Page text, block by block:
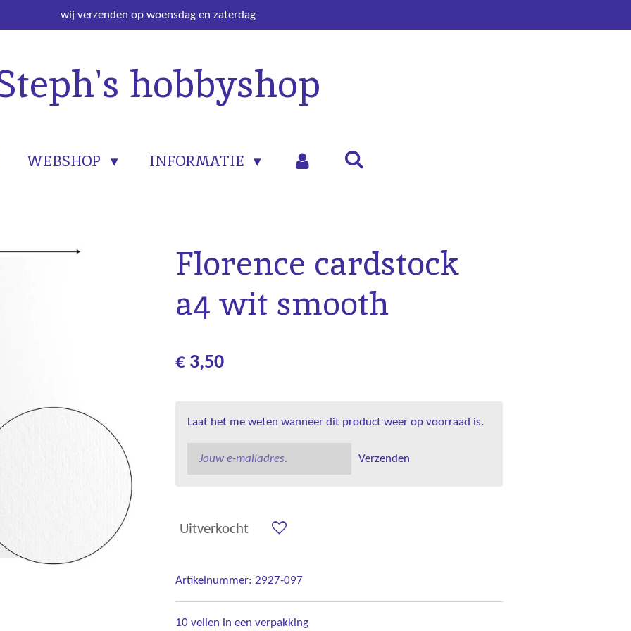
wij verzenden op woensdag en zaterdag
hobbyshop
WEBSHOP INFORMATIE
Florence cardstock
a4 wit smooth
€ 3,50
Laat het me weten wanneer dit product weer op voorraad is.
Verzenden
Uitverkocht
Artikelnummer: 2927-097
10 vellen in een verpakking